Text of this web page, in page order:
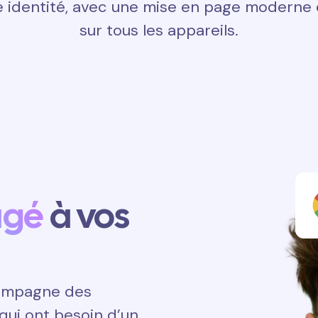
avec une mise en page
sur tous les appareils.
à vos
des